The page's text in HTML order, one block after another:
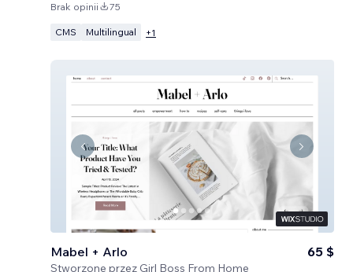
Brak opinii 75
CMS Multilingual +1
Mabel + Arlo
Stworzone przez Girl Boss From Home
65 $